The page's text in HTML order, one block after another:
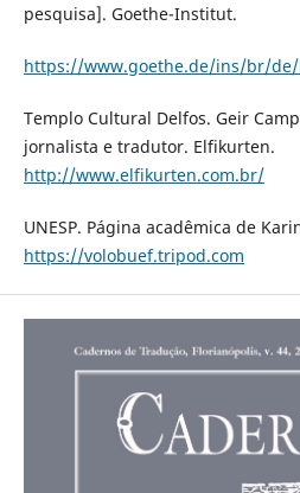
pesquisa]. Goethe-Institut.
https://www.goethe.de/ins/br/
Templo Cultural Delfos. Geir
jornalista e tradutor. Elfikurten.
http://www.elfikurten.com.br/
UNESP. Página acadêmica de
https://volobuef.tripod.com